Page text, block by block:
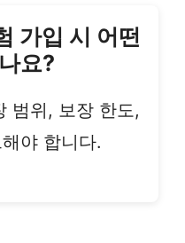
가입 시 어떤
요?
범위, 보장 한도,
야 합니다.